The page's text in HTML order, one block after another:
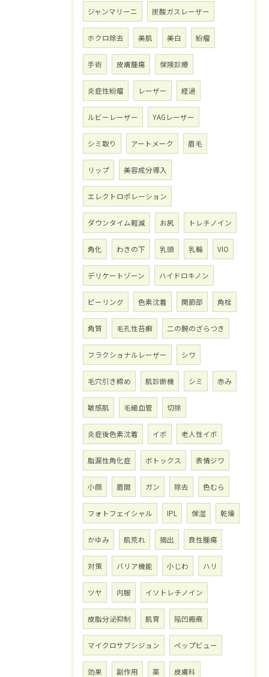
ジャンマリーニ 炭酸ガスレーザー
ホクロ除去 美肌 美白 紛瘤
手術 皮膚腫瘍 保険診療
炎症性紛瘤 レーザー 経過
ルビーレーザー YAGレーザー
シミ取り アートメーク 眉毛
リップ 美容成分導入
エレクトロポレーション
ダウンタイム軽減 お尻 トレチノイン
角化 わきの下 乳頭 乳輪 VIO
デリケートゾーン ハイドロキノン
ピーリング 色素沈着 関節部 角栓
角質 毛孔性苔癬 二の腕のざらつき
フラクショナルレーザー シワ
毛穴引き締め 肌診断機 シミ 赤み
敏感肌 毛細血管 切除
炎症後色素沈着 イボ 老人性イボ
脂漏性角化症 ボトックス 表情ジワ
小顔 眉間 ガン 除去 色むら
フォトフェイシャル IPL 保湿 乾燥
かゆみ 肌荒れ 摘出 良性腫瘍
対策 バリア機能 小じわ ハリ
ツヤ 内服 イソトレチノイン
皮脂分泌抑制 肌育 陥凹瘢痕
マイクロサブシジョン ペップビュー
効果 副作用 薬 皮膚科